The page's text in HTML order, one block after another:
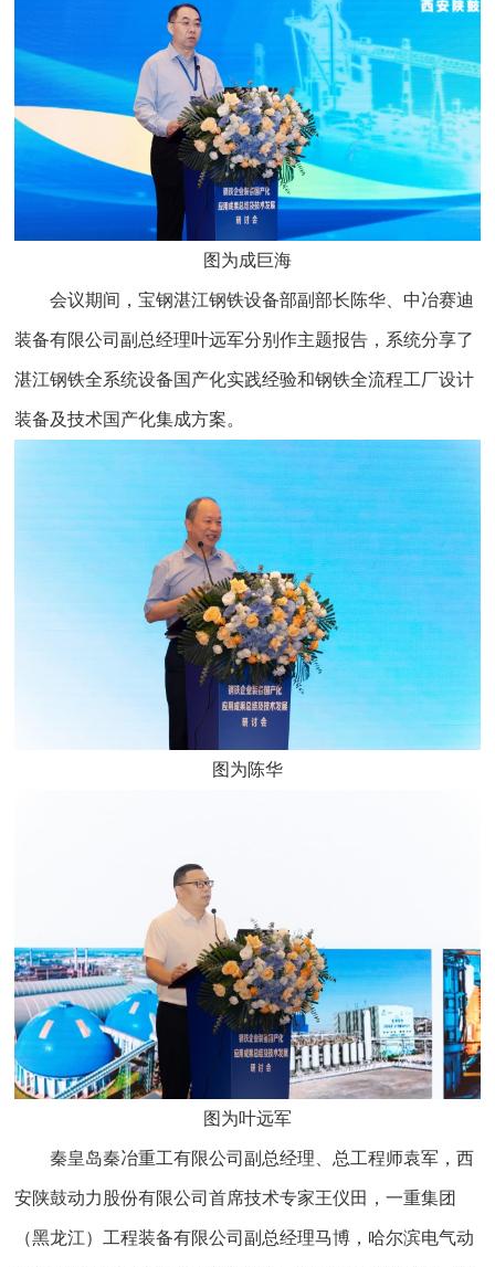
图为成巨海
会议期间，宝钢湛江钢铁设备部副部长陈华、中冶赛迪
装备有限公司副总经理叶远军分别作主题报告，系统分享了
湛江钢铁全系统设备国产化实践经验和钢铁全流程工厂设计
装备及技术国产化集成方案。
图为陈华
图为叶远军
秦皇岛秦冶重工有限公司副总经理、总工程师袁军，西
安陕鼓动力股份有限公司首席技术专家王仪田，一重集团
（黑龙江）工程装备有限公司副总经理马博，哈尔滨电气动